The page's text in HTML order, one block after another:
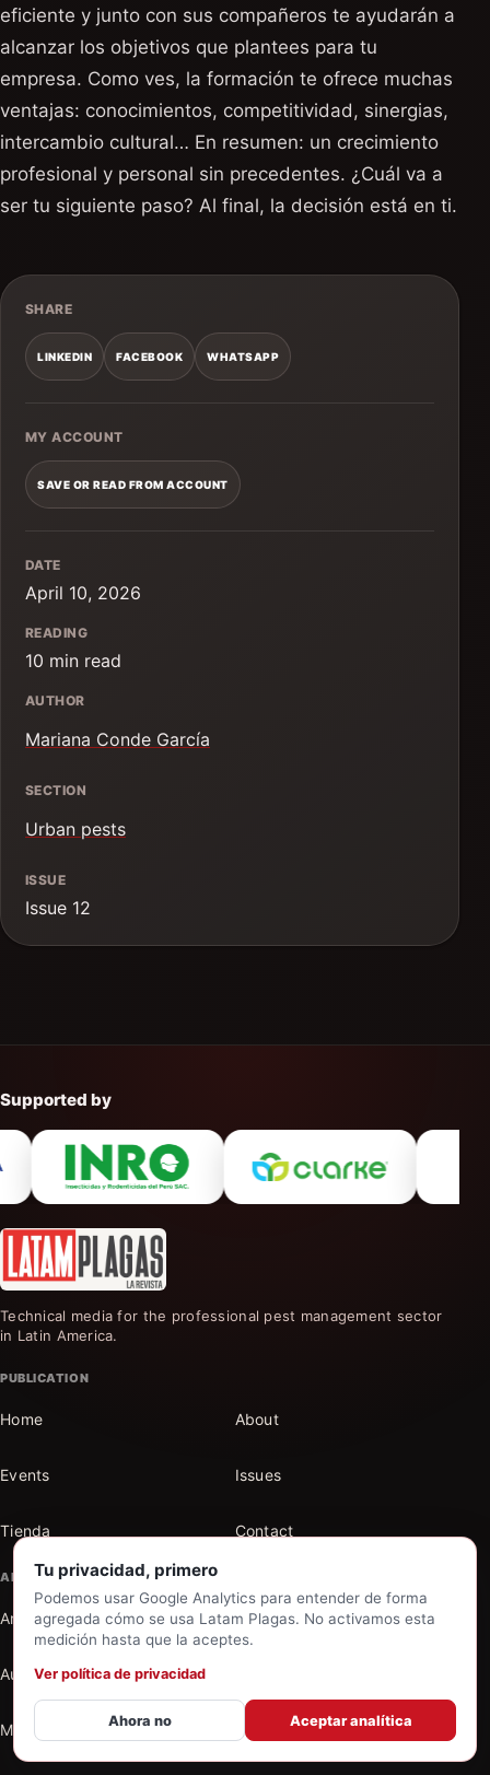
Tu privacidad, primero
Podemos usar Google Analytics para entender de forma
agregada cómo se usa Latam Plagas. No activamos esta
medición hasta que la aceptes.
Ver política de privacidad
Ahora no Aceptar analítica
eficiente y junto con sus compañeros te ayudarán a
alcanzar los objetivos que plantees para tu
empresa. Como ves, la formación te ofrece muchas
ventajas: conocimientos, competitividad, sinergias,
intercambio cultural… En resumen: un crecimiento
profesional y personal sin precedentes. ¿Cuál va a
ser tu siguiente paso? Al final, la decisión está en ti.
SHARE
LINKEDIN FACEBOOK WHATSAPP
MY ACCOUNT
SAVE OR READ FROM ACCOUNT
DATE
April 10, 2026
READING
10 min read
AUTHOR
Mariana Conde García
SECTION
Urban pests
ISSUE
Issue 12
Supported by
Technical media for the professional pest management sector
in Latin America.
PUBLICATION
Home About
Events Issues
Tienda Contact
ARCHIVE
Articles Sections
Authors
My account